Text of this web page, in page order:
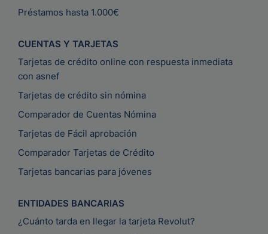
Préstamos hasta 1.000€
CUENTAS Y TARJETAS
Tarjetas de crédito online con respuesta inmediata
con asnef
Tarjetas de crédito sin nómina
Comparador de Cuentas Nómina
Tarjetas de Fácil aprobación
Comparador Tarjetas de Crédito
Tarjetas bancarias para jóvenes
ENTIDADES BANCARIAS
¿Cuánto tarda en llegar la tarjeta Revolut?